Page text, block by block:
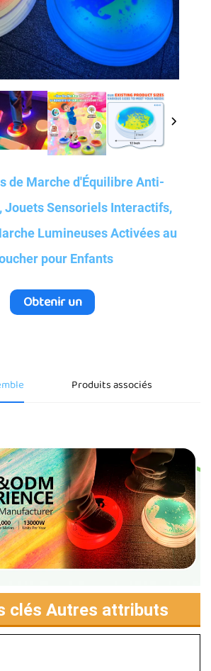
de Marche d'Équilibre Anti-
Jouets Sensoriels Interactifs,
Lumineuses Activées au
pour Enfants
Obtenir un
Produits associés
clés Autres attributs